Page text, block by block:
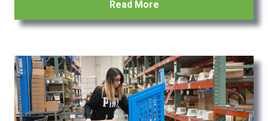
Read More